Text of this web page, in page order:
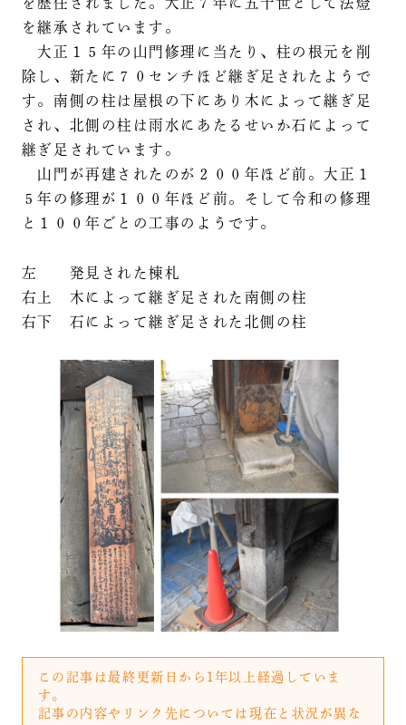
を継承されています。
大正１５年の山門修理に当たり、柱の根元を削
除し、新たに７０センチほど継ぎ足されたようで
す。南側の柱は屋根の下にあり木によって継ぎ足
され、北側の柱は雨水にあたるせいか石によって
継ぎ足されています。
山門が再建されたのが２００年ほど前。大正１
５年の修理が１００年ほど前。そして令和の修理
と１００年ごとの工事のようです。
左 発見された棟札
右上 木によって継ぎ足された南側の柱
右下 石によって継ぎ足された北側の柱
この記事は最終更新日から1年以上経過していま
す。
記事の内容やリンク先については現在と状況が異な